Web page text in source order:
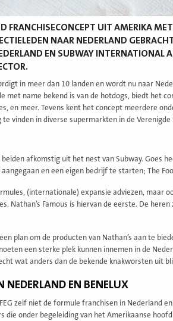
FRANCHISECONCEPT UIT AMERIKA
NAAR NEDERLAND
EN SUBWAY INTERNATIONAL
in meer dan 10 landen en wordt nu naar
met name bekend is van de hotdogs, biedt het
en meer. Tevens kent het concept meerdere
vinden in diverse supermarkten in de Verenigde
beiden afkomstig uit het nest van Subway. Goes
en een eigen bedrijf te starten; The
(internationale) expansie adviezen, maar
Nathan’s Famous is hiervan de eerste. De
plan om de producten van Nathan’s aan te
een sterke plek kunnen innemen in de
wat anders dan de bekende knakworsten uit
EN BENELUX
zelf niet de formule franchisen in Nederland
die onder begeleiding van het Amerikaanse